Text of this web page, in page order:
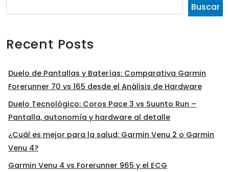
Buscar
Recent Posts
Duelo de Pantallas y Baterías: Comparativa Garmin
Forerunner 70 vs 165 desde el Análisis de Hardware
Duelo Tecnológico: Coros Pace 3 vs Suunto Run –
Pantalla, autonomía y hardware al detalle
¿Cuál es mejor para la salud: Garmin Venu 2 o Garmin
Venu 4?
Garmin Venu 4 vs Forerunner 965 y el ECG